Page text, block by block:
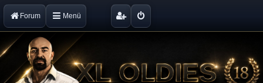
Forum Menü